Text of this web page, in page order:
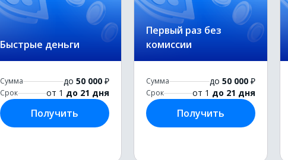
Быстрые деньги
Сумма до 50 000 ₽
Срок от 1 до 21 дня
Получить
Первый раз без
комиссии
Сумма до 50 000 ₽
Срок от 1 до 21 дня
Получить